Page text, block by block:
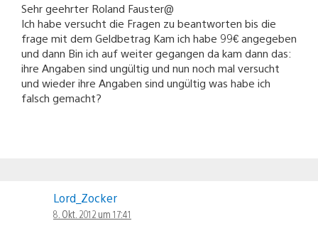
Sehr geehrter Roland Fauster@
Ich habe versucht die Fragen zu beantworten bis die
frage mit dem Geldbetrag Kam ich habe 99€ angegeben
und dann Bin ich auf weiter gegangen da kam dann das:
ihre Angaben sind ungültig und nun noch mal versucht
und wieder ihre Angaben sind ungültig was habe ich
falsch gemacht?
Lord_Zocker
8. Okt. 2012 um 17:41